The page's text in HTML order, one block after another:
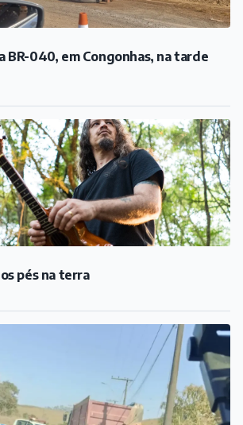
BR-040, em Congonhas, na tarde
pés na terra